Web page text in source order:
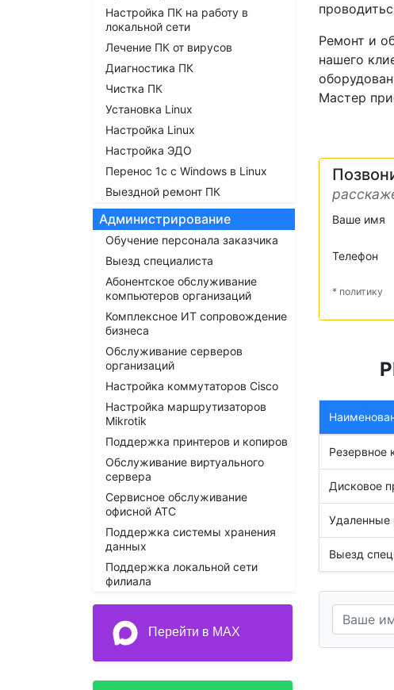
Настройка ПК на работу в
локальной сети
Лечение ПК от вирусов
Диагностика ПК
Чистка ПК
Установка Linux
Настройка Linux
Настройка ЭДО
Перенос 1с с Windows в Linux
Выездной ремонт ПК
Администрирование
Обучение персонала заказчика
Выезд специалиста
Абонентское обслуживание
компьютеров организаций
Комплексное ИТ сопровождение
бизнеса
Обслуживание серверов
организаций
Настройка коммутаторов Cisco
Настройка маршрутизаторов
Mikrotik
Поддержка принтеров и копиров
Обслуживание виртуального
сервера
Сервисное обслуживание
офисной АТС
Поддержка системы хранения
данных
Поддержка локальной сети
филиала
Перейти в MAX
Ремонт и
нашего
Мастер
Ваше имя
Телефон
* политику
Резервное
Дисковое
Удаленные
Выезд